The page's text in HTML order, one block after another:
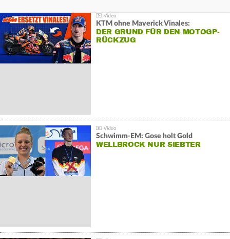
KTM ohne Maverick Vinales:
DER GRUND FÜR DEN MOTOGP-
RÜCKZUG
Schwimm-EM: Gose holt Gold
WELLBROCK NUR SIEBTER